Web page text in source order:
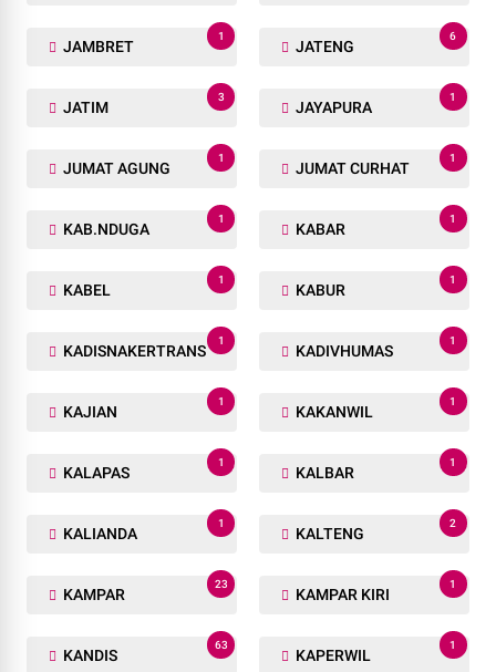
JAMBRET
1
JATENG
6
JATIM
3
JAYAPURA
1
JUMAT AGUNG
1
JUMAT CURHAT
1
KAB.NDUGA
1
KABAR
1
KABEL
1
KABUR
1
KADISNAKERTRANS
1
KADIVHUMAS
1
KAJIAN
1
KAKANWIL
1
KALAPAS
1
KALBAR
1
KALIANDA
1
KALTENG
2
KAMPAR
23
KAMPAR KIRI
1
KANDIS
63
KAPERWIL
1